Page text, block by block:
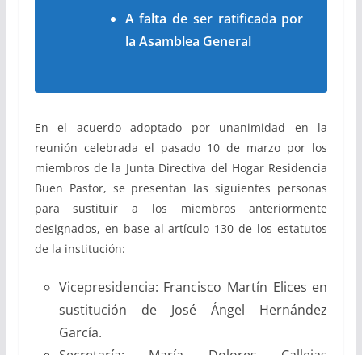
A falta de ser ratificada por
la Asamblea General
En el acuerdo adoptado por unanimidad en la
reunión celebrada el pasado 10 de marzo por los
miembros de la Junta Directiva del Hogar Residencia
Buen Pastor, se presentan las siguientes personas
para sustituir a los miembros anteriormente
designados, en base al artículo 130 de los estatutos
de la institución:
Vicepresidencia: Francisco Martín Elices en
sustitución de José Ángel Hernández
García.